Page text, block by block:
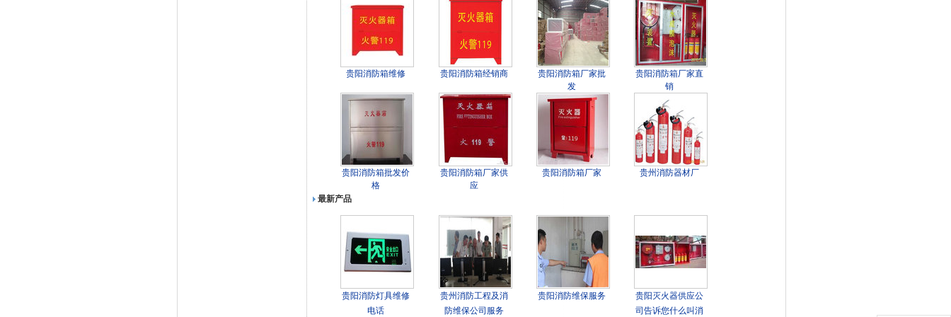
贵阳消防箱维修 贵阳消防箱经销商
贵阳消防箱厂家批
发
贵阳消防箱厂家直
销
贵阳消防箱批发价
格
贵阳消防箱厂家供
应
贵阳消防箱厂家 贵州消防器材厂
最新产品
贵阳消防灯具维修
电话
贵州消防工程及消
防维保公司服务
贵阳消防维保服务
贵阳灭火器供应公
司告诉您什么叫消